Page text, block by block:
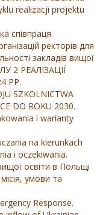
realizacji projektu
співпраця
ректорів для
закладів вищої
2 РЕАЛІЗАЦІЇ
РР.
SZKOLNICTWA
DO ROKU 2030.
i warianty
na kierunkach
i oczekiwania.
освіти в Польщі
умови та
Response.